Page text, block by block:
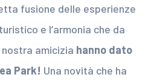
fusione delle esperienze
e l’armonia che da
amicizia hanno dato
Park! Una novità che ha